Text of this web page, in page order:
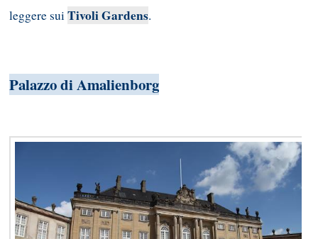
leggere suiTivoli Gardens.
Palazzo di Amalienborg